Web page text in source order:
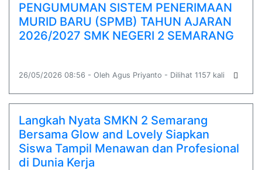
PENGUMUMAN SISTEM PENERIMAAN
MURID BARU (SPMB) TAHUN AJARAN
2026/2027 SMK NEGERI 2 SEMARANG
26/05/2026 08:56 - Oleh Agus Priyanto - Dilihat 1157 kali
Langkah Nyata SMKN 2 Semarang
Bersama Glow and Lovely Siapkan
Siswa Tampil Menawan dan Profesional
di Dunia Kerja